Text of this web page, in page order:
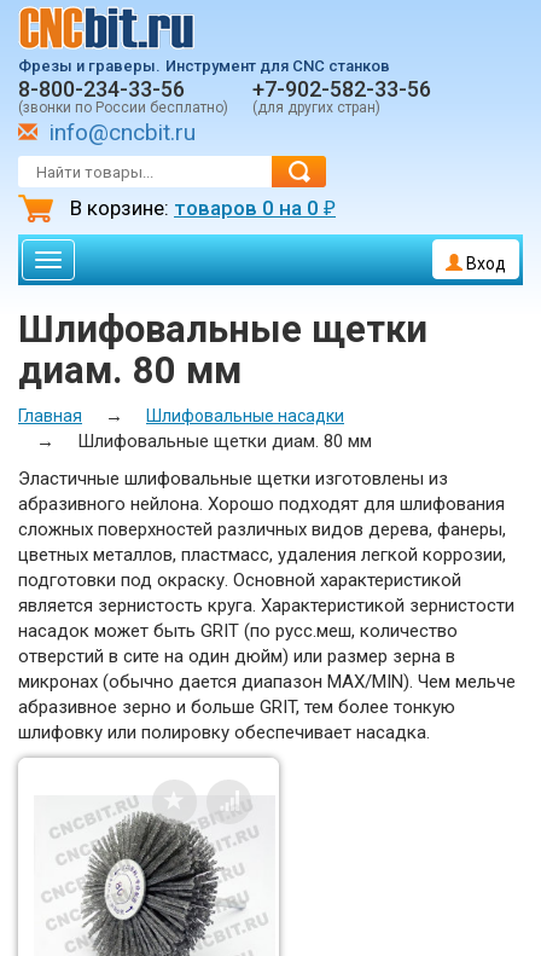
Фрезы и граверы. Инструмент для CNC станков
8-800-234-33-56
(звонки по России бесплатно)
+7-902-582-33-56
(для других стран)
info@cncbit.ru
В корзине: товаров 0 на 0 ₽
Toggle
navigation
Вход
Шлифовальные щетки
диам. 80 мм
Главная → Шлифовальные насадки
→
Шлифовальные щетки диам. 80 мм
Эластичные шлифовальные щетки изготовлены из
абразивного нейлона. Хорошо подходят для шлифования
сложных поверхностей различных видов дерева, фанеры,
цветных металлов, пластмасс, удаления легкой коррозии,
подготовки под окраску. Основной характеристикой
является зернистость круга. Характеристикой зернистости
насадок может быть GRIT (по русс.меш, количество
отверстий в сите на один дюйм) или размер зерна в
микронах (обычно дается диапазон MAX/MIN). Чем мельче
абразивное зерно и больше GRIT, тем более тонкую
шлифовку или полировку обеспечивает насадка.